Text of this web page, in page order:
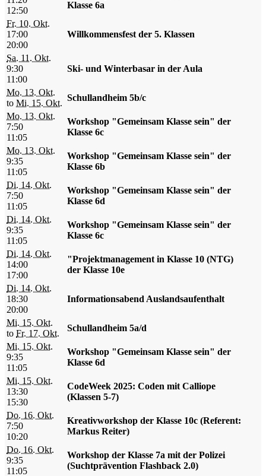
12:50
Klasse 6a
Fr. 10. Okt.
17:00
20:00
Willkommensfest der 5. Klassen
Sa. 11. Okt.
9:30
11:00
Ski- und Winterbasar in der Aula
Mo. 13. Okt.
to Mi. 15. Okt.
Schullandheim 5b/c
Mo. 13. Okt.
7:50
11:05
Workshop "Gemeinsam Klasse sein" der
Klasse 6c
Mo. 13. Okt.
9:35
11:05
Workshop "Gemeinsam Klasse sein" der
Klasse 6b
Di. 14. Okt.
7:50
11:05
Workshop "Gemeinsam Klasse sein" der
Klasse 6d
Di. 14. Okt.
9:35
11:05
Workshop "Gemeinsam Klasse sein" der
Klasse 6c
Di. 14. Okt.
14:00
17:00
"Projektmanagement in Klasse 10 (NTG)
der Klasse 10e
Di. 14. Okt.
18:30
20:00
Informationsabend Auslandsaufenthalt
Mi. 15. Okt.
to Fr. 17. Okt.
Schullandheim 5a/d
Mi. 15. Okt.
9:35
11:05
Workshop "Gemeinsam Klasse sein" der
Klasse 6d
Mi. 15. Okt.
13:30
15:30
CodeWeek 2025: Coden mit Calliope
(Klassen 5-7)
Do. 16. Okt.
7:50
10:20
Kreativworkshop der Klasse 10c (Referent:
Markus Reiter)
Do. 16. Okt.
9:35
11:05
Workshop der Klasse 7a mit der Polizei
(Suchtprävention Flashback 2.0)